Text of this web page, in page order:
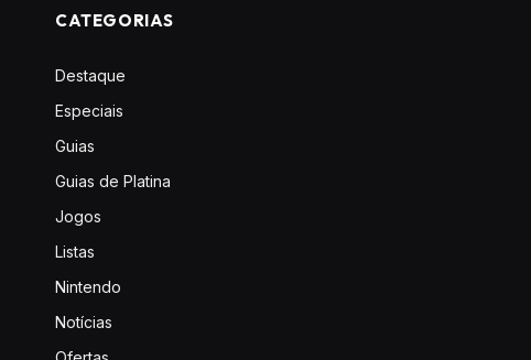
CATEGORIAS
Destaque
Especiais
Guias
Guias de Platina
Jogos
Listas
Nintendo
Notícias